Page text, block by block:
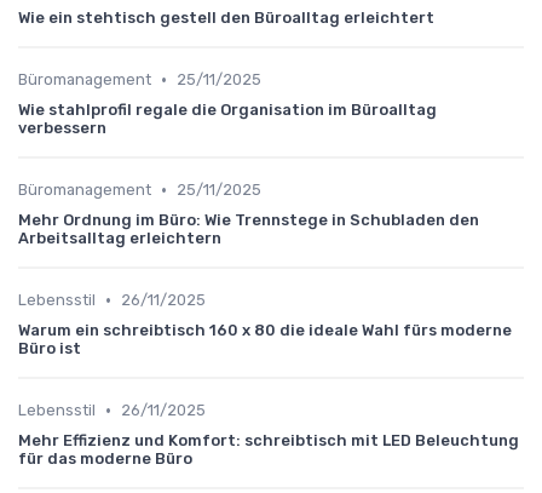
Wie ein stehtisch gestell den Büroalltag erleichtert
Büromanagement •
25/11/2025
Wie stahlprofil regale die Organisation im Büroalltag
verbessern
Büromanagement •
25/11/2025
Mehr Ordnung im Büro: Wie Trennstege in Schubladen den
Arbeitsalltag erleichtern
Lebensstil •
26/11/2025
Warum ein schreibtisch 160 x 80 die ideale Wahl fürs moderne
Büro ist
Lebensstil •
26/11/2025
Mehr Effizienz und Komfort: schreibtisch mit LED Beleuchtung
für das moderne Büro